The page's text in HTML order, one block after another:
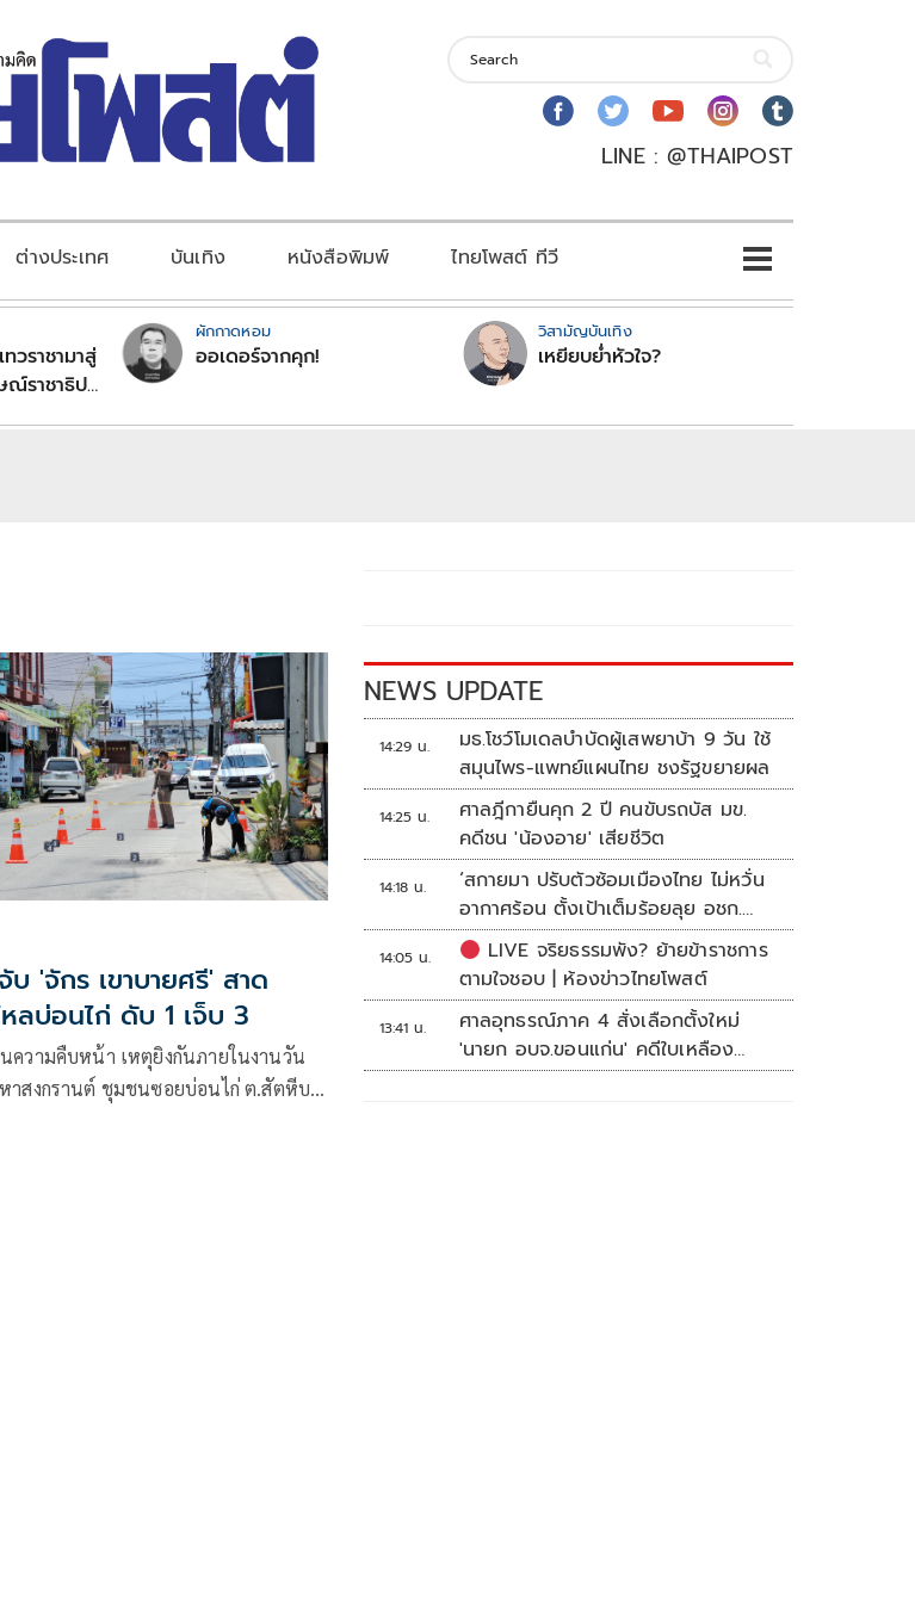
LINE : @THAIPOST
ต่างประเทศ บันเทิง หนังสือพิมพ์ ไทยโพสต์ ทีวี
วราชามาสู่
ณ์ราชาธิป
ผักกาดหอม
ออเดอร์จากคุก!
วิสามัญบันเทิง
เหยียบย่ำหัวใจ?
'จักร เขาบายศรี' สาด
ลบ่อนไก่ ดับ 1 เจ็บ 3
ความคืบหน้า เหตุยิงกันภายในงานวัน
าสงกรานต์ ชุมชนซอยบ่อนไก่ ต.สัตหีบ
NEWS UPDATE
14:29 น.
มธ.โชว์โมเดลบำบัดผู้เสพยาบ้า 9 วัน ใช้
สมุนไพร-แพทย์แผนไทย ชงรัฐขยายผล
14:25 น.
ศาลฎีกายืนคุก 2 ปี คนขับรถบัส มข.
คดีชน 'น้องอาย' เสียชีวิต
14:18 น.
‘สกายมา ปรับตัวซ้อมเมืองไทย ไม่หวั่น
อากาศร้อน ตั้งเป้าเต็มร้อยลุย อชก.
2026
14:05 น.
LIVE จริยธรรมพัง? ย้ายข้าราชการ
ตามใจชอบ | ห้องข่าวไทยโพสต์
13:41 น.
ศาลอุทธรณ์ภาค 4 สั่งเลือกตั้งใหม่
'นายก อบจ.ขอนแก่น' คดีใบเหลือง
'วัฒนา ช่างเหลา'